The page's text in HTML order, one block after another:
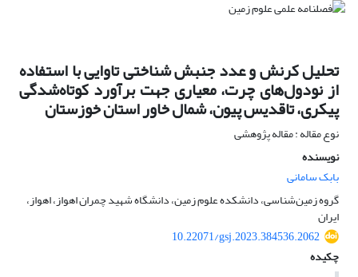
تحلیل کرنش و عدد جنبش شناختی تاوایی با استفاده
از نودول‌های چرت، معیاری جهت برآورد کوتاه‌شدگی
پیکری، تاقدیس پیون، شمال خاور استان خوزستان
نوع مقاله : مقاله پژوهشی
نویسنده
بابک سامانی
گروه زمین‌شناسی، دانشکده علوم زمین، دانشگاه شهید چمران اهواز، اهواز،
ایران
10.22071/gsj.2023.384536.2062
چکیده